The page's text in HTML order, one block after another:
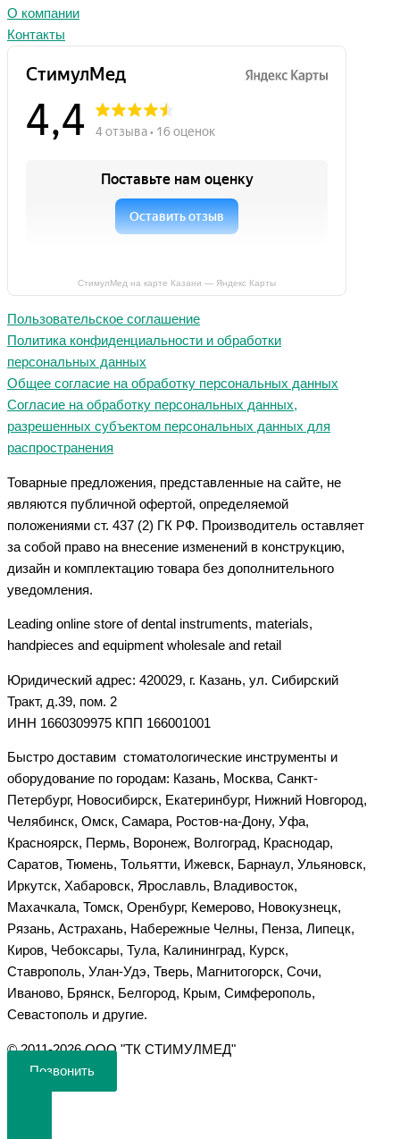
О компании
Контакты
СтимулМед на карте Казани — Яндекс Карты
Пользовательское соглашение
Политика конфиденциальности и обработки
персональных данных
Общее согласие на обработку персональных данных
Согласие на обработку персональных данных,
разрешенных субъектом персональных данных для
распространения
Товарные предложения, представленные на сайте, не
являются публичной офертой, определяемой
положениями ст. 437 (2) ГК РФ. Производитель оставляет
за собой право на внесение изменений в конструкцию,
дизайн и комплектацию товара без дополнительного
уведомления.
Leading online store of dental instruments, materials,
handpieces and equipment wholesale and retail
Юридический адрес: 420029, г. Казань, ул. Сибирский
Тракт, д.39, пом. 2
ИНН 1660309975 КПП 166001001
Быстро доставим стоматологические инструменты и
оборудование по городам: Казань, Москва, Санкт-
Петербург, Новосибирск, Екатеринбург, Нижний Новгород,
Челябинск, Омск, Самара, Ростов-на-Дону, Уфа,
Красноярск, Пермь, Воронеж, Волгоград, Краснодар,
Саратов, Тюмень, Тольятти, Ижевск, Барнаул, Ульяновск,
Иркутск, Хабаровск, Ярославль, Владивосток,
Махачкала, Томск, Оренбург, Кемерово, Новокузнецк,
Рязань, Астрахань, Набережные Челны, Пенза, Липецк,
Киров, Чебоксары, Тула, Калининград, Курск,
Ставрополь, Улан-Удэ, Тверь, Магнитогорск, Сочи,
Иваново, Брянск, Белгород, Крым, Симферополь,
Севастополь и другие.
©️ 2011-2026 ООО "ТК СТИМУЛМЕД"
Позвонить